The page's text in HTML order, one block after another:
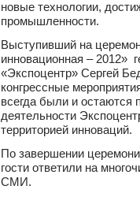
новые технологии,
промышленности.
Выступивший на
инновационная – 2012»
«Экспоцентр» Сергей
конгрессные
всегда были и остаются
деятельности
территорией инноваций.
По завершении
гости ответили на
СМИ.